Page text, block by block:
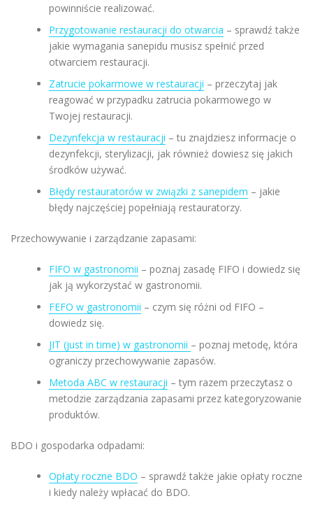
powinniście realizować.
Przygotowanie restauracji do otwarcia – sprawdź także
jakie wymagania sanepidu musisz spełnić przed
otwarciem restauracji.
Zatrucie pokarmowe w restauracji – przeczytaj jak
reagować w przypadku zatrucia pokarmowego w
Twojej restauracji.
Dezynfekcja w restauracji – tu znajdziesz informacje o
dezynfekcji, sterylizacji, jak również dowiesz się jakich
środków używać.
Błędy restauratorów w związki z sanepidem – jakie
błędy najczęściej popełniają restauratorzy.
Przechowywanie i zarządzanie zapasami:
FIFO w gastronomii – poznaj zasadę FIFO i dowiedz się
jak ją wykorzystać w gastronomii.
FEFO w gastronomii – czym się różni od FIFO –
dowiedz się.
JIT (just in time) w gastronomii – poznaj metodę, która
ograniczy przechowywanie zapasów.
Metoda ABC w restauracji – tym razem przeczytasz o
metodzie zarządzania zapasami przez kategoryzowanie
produktów.
BDO i gospodarka odpadami:
Opłaty roczne BDO – sprawdź także jakie opłaty roczne
i kiedy należy wpłacać do BDO.